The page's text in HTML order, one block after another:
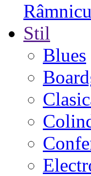
Stil
Blues